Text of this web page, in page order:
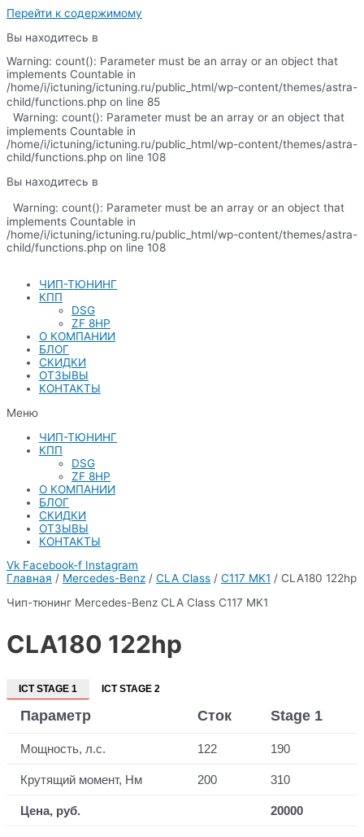
Перейти к содержимому
Вы находитесь в
Warning: count(): Parameter must be an array or an object that
implements Countable in
/home/i/ictuning/ictuning.ru/public_html/wp-content/themes/astra-
child/functions.php on line 85
Warning: count(): Parameter must be an array or an object that
implements Countable in
/home/i/ictuning/ictuning.ru/public_html/wp-content/themes/astra-
child/functions.php on line 108
Вы находитесь в
Warning: count(): Parameter must be an array or an object that
implements Countable in
/home/i/ictuning/ictuning.ru/public_html/wp-content/themes/astra-
child/functions.php on line 108
ЧИП-ТЮНИНГ
КПП
DSG
ZF 8HP
О КОМПАНИИ
БЛОГ
СКИДКИ
ОТЗЫВЫ
КОНТАКТЫ
Меню
ЧИП-ТЮНИНГ
КПП
DSG
ZF 8HP
О КОМПАНИИ
БЛОГ
СКИДКИ
ОТЗЫВЫ
КОНТАКТЫ
Vk Facebook-f Instagram
Главная / Mercedes-Benz / CLA Class / C117 MK1 / CLA180 122hp
Чип-тюнинг Mercedes-Benz CLA Class C117 MK1
CLA180 122hp
ICT STAGE 1 ICT STAGE 2
Параметр Сток Stage 1
Мощность, л.с. 122 190
Крутящий момент, Нм 200 310
Цена, руб. 20000